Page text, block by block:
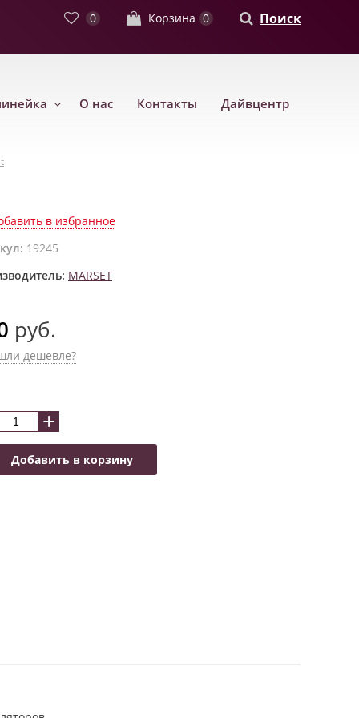
0 Корзина 0 Поиск
О нас Контакты Дайвцентр
в избранное
19245
MARSET
руб.
дешевле?
+
Добавить в корзину